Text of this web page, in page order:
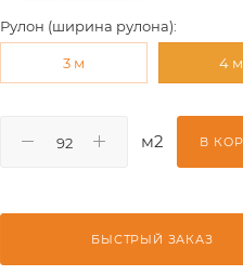
Рулон (ширина рулона):
3 м 4 м
м2 В
БЫСТРЫЙ ЗАКАЗ